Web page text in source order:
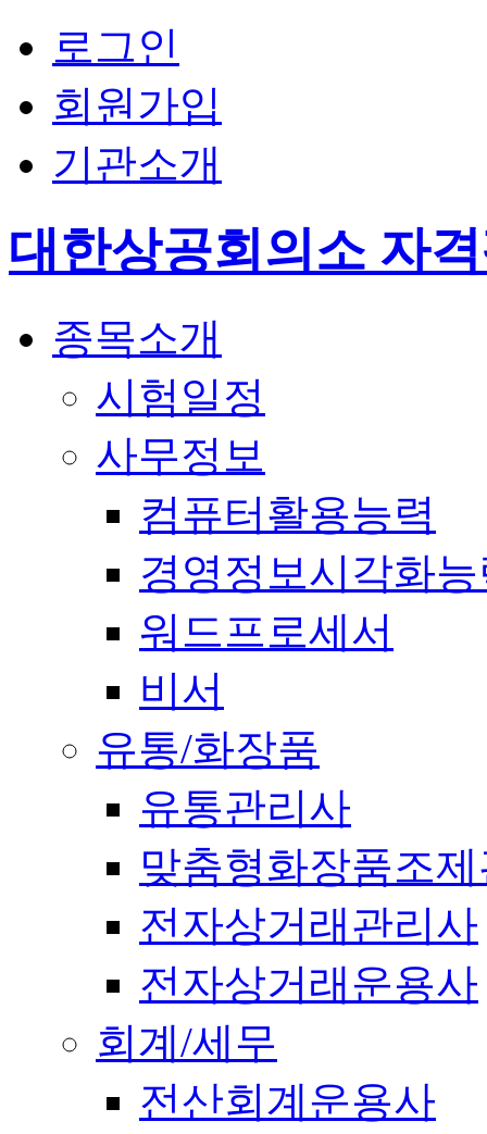
로그인
회원가입
기관소개
대한상공회의소 자
종목소개
시험일정
사무정보
컴퓨터활용능력
경영정보시각화
워드프로세서
비서
유통/화장품
유통관리사
맞춤형화장품조
전자상거래관리사
전자상거래운용사
회계/세무
전산회계운용사